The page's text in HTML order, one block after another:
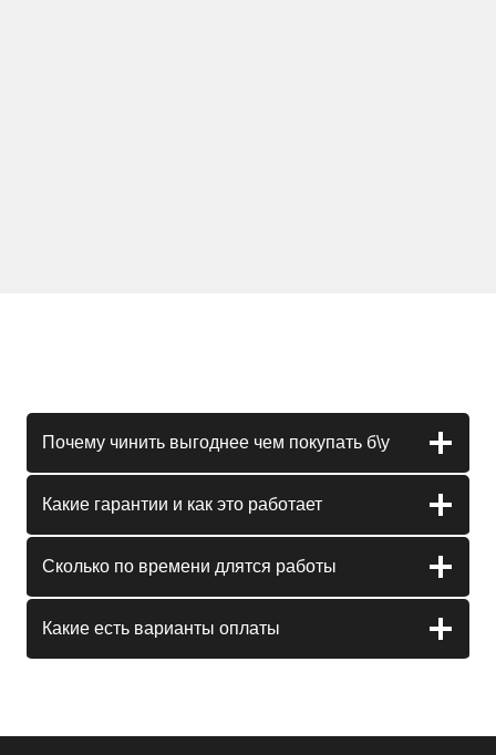
Почему чинить выгоднее чем покупать б\у
Какие гарантии и как это работает
Сколько по времени длятся работы
Какие есть варианты оплаты